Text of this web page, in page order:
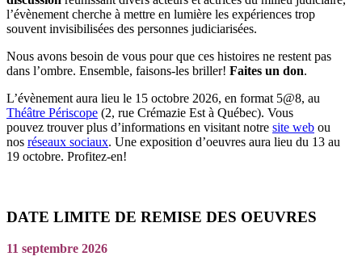
l’évènement cherche à mettre en lumière les expériences trop
souvent invisibilisées des personnes judiciarisées.
Nous avons besoin de vous pour que ces histoires ne restent pas
dans l’ombre. Ensemble, faisons-les briller! Faites un don.
L’évènement aura lieu le 15 octobre 2026, en format 5@8, au
Théâtre Périscope (2, rue Crémazie Est à Québec). Vous
pouvez trouver plus d’informations en visitant notre site web ou
nos réseaux sociaux. Une exposition d’oeuvres aura lieu du 13 au
19 octobre. Profitez-en!
DATE LIMITE DE REMISE DES OEUVRES
11 septembre 2026